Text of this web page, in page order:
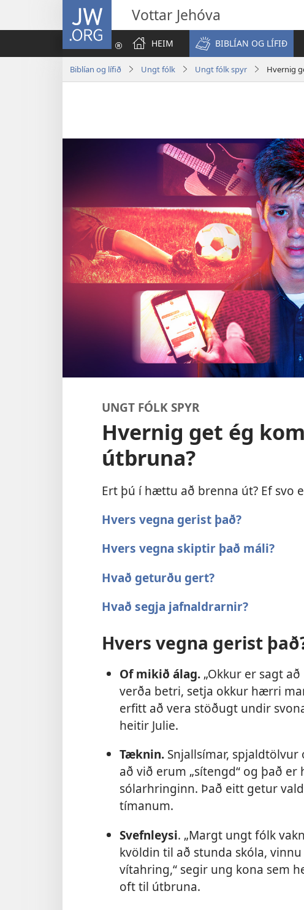
JW.ORG Vottar Jehóva
HEIM
BIBLÍAN OG LÍFIÐ
Biblían og lífið Ungt fólk Ungt fólk spyr Hvernig
UNGT FÓLK SPYR
Hvernig get ég
útbruna?
Ert þú í hættu að brenna út? Ef svo
Hvers vegna gerist það?
Hvers vegna skiptir það máli?
Hvað geturðu gert?
Hvað segja jafnaldrarnir?
Hvers vegna gerist
Of mikið álag.„Okkur er sagt
verða betri, setja okkur hærri
erfitt að vera stöðugt undir
heitir Julie.
Tæknin.Snjallsímar,
að við erum „sítengd“ og það
sólarhringinn. Það eitt getur
tímanum.
Svefnleysi. „Margt ungt fólk
kvöldin til að stunda skóla,
vítahring,“ segir ung kona sem
oft til útbruna.